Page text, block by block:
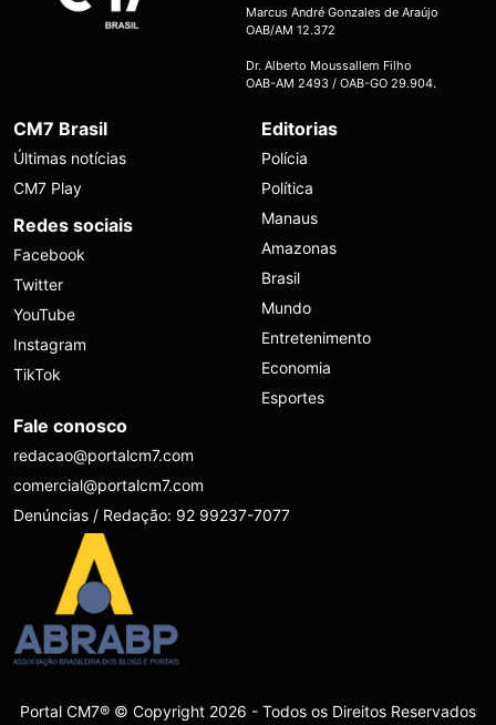
Marcus André Gonzales de Araújo
OAB/AM 12.372
Dr. Alberto Moussallem Filho
OAB-AM 2493 / OAB-GO 29.904.
CM7 Brasil
Últimas notícias
CM7 Play
Redes sociais
Facebook
Twitter
YouTube
Instagram
TikTok
Editorias
Polícia
Política
Manaus
Amazonas
Brasil
Mundo
Entretenimento
Economia
Esportes
Fale conosco
redacao@portalcm7.com
comercial@portalcm7.com
Denúncias / Redação: 92 99237-7077
Portal CM7® © Copyright 2026 - Todos os Direitos Reservados